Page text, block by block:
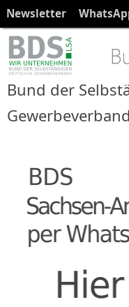
Zum
Inhalt
springen
Newsletter
Bund der
Gewerbeverband